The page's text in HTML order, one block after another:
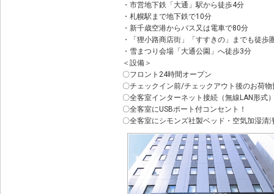
・市営地下鉄「大通」駅から徒歩4分
・札幌駅まで地下鉄で10分
・新千歳空港からバス又は電車で80分
・「狸小路商店街」「すすきの」までも徒歩
・雪まつり会場「大通公園」へ徒歩3分
＜設備＞
〇フロント24時間オープン
〇チェックイン前/チェックアウト後のお荷
〇全客室インターネット接続（無線LAN形式
〇全客室にUSBポート付コンセント！
〇全客室にシモンズ社製ベッド・空気加湿清